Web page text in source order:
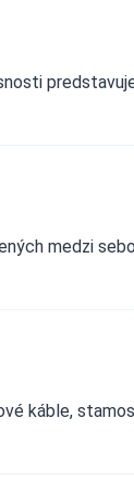
medzi
káble,